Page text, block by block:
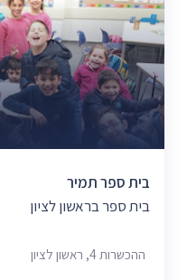
בית ספר תמיר
בית ספר בראשון לציון
ההכשרות 4, ראשון לציון